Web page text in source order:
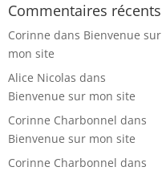
Commentaires récents
Corinne dans Bienvenue sur
mon site
Alice Nicolas dans
Bienvenue sur mon site
Corinne Charbonnel dans
Bienvenue sur mon site
Corinne Charbonnel dans